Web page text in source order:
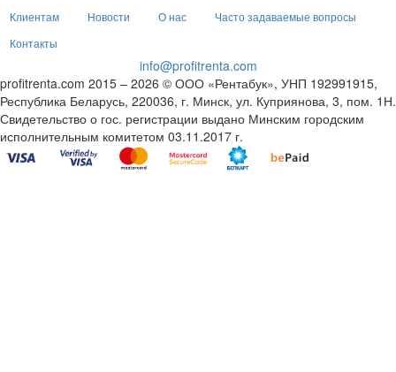
Клиентам Новости О нас
Часто задаваемые вопросы
Контакты
info@profitrenta.com
profitrenta.com 2015 – 2026 © ООО «Рентабук», УНП 192991915,
Республика Беларусь, 220036, г. Минск, ул. Куприянова, 3, пом. 1Н.
Свидетельство о гос. регистрации выдано Минским городским
исполнительным комитетом 03.11.2017 г.